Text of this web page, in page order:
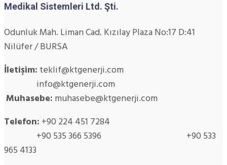
Medikal Sistemleri Ltd. Şti.
Odunluk Mah. Liman Cad. Kızılay Plaza No:17 D:41
Nilüfer / BURSA
İletişim: teklif@ktgenerji.com
info@ktgenerji.com
Muhasebe: muhasebe@ktgenerji.com
Telefon: +90 224 451 7284
+90 535 366 5396 +90 533
965 4133